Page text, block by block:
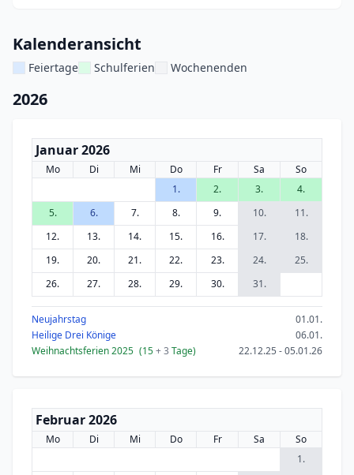
Kalenderansicht
Feiertage Schulferien Wochenenden
2026
Januar 2026
Mo Di Mi Do Fr Sa
So
1.
2. 3.
4.
5.
6. 7. 8. 9. 10.
11.
12.
13. 14. 15. 16. 17.
18.
19.
20. 21. 22. 23. 24.
25.
26.
27. 28. 29. 30. 31.
Neujahrstag
01.01.
Heilige Drei Könige
06.01.
Weihnachtsferien 2025 (15+ 3 Tage) 22.12.25 - 05.01.26
Februar 2026
Mo Di Mi Do Fr Sa
So
1.